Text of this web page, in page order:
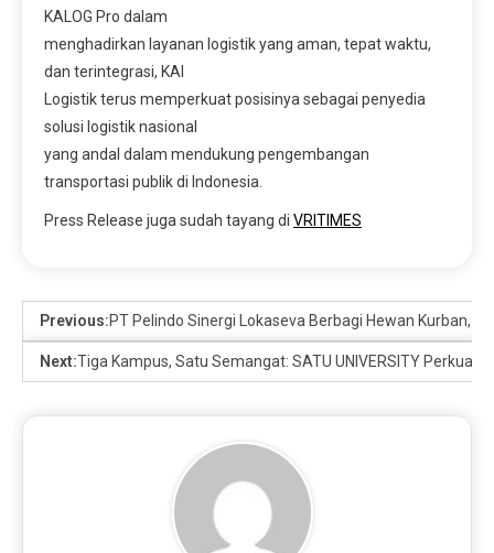
KALOG Pro dalam
menghadirkan layanan logistik yang aman, tepat waktu,
dan terintegrasi, KAI
Logistik terus memperkuat posisinya sebagai penyedia
solusi logistik nasional
yang andal dalam mendukung pengembangan
transportasi publik di Indonesia.
Press Release juga sudah tayang di VRITIMES
Previous:PT Pelindo Sinergi Lokaseva Berbagi Hewan Kurban,
Next:Tiga Kampus, Satu Semangat: SATU UNIVERSITY Perkuat